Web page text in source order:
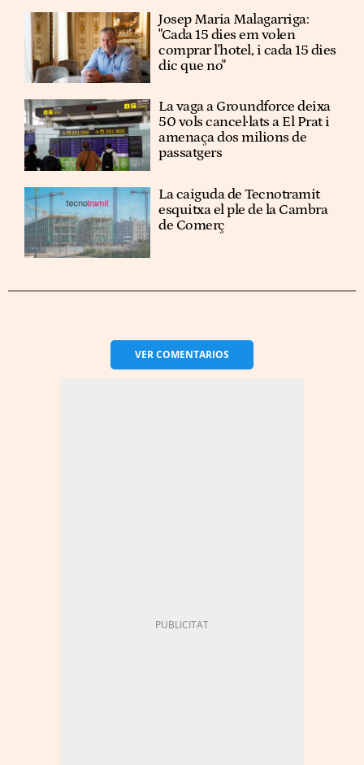
Josep Maria Malagarriga:
"Cada 15 dies em volen
comprar l'hotel, i cada 15 dies
dic que no"
La vaga a Groundforce deixa
50 vols cancel·lats a El Prat i
amenaça dos milions de
passatgers
La caiguda de Tecnotramit
esquitxa el ple de la Cambra
de Comerç
VERCOMENTARIOS